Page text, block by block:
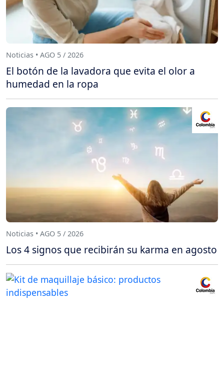
Noticias • AGO 5 / 2026
El botón de la lavadora que evita el olor a
humedad en la ropa
Noticias • AGO 5 / 2026
Los 4 signos que recibirán su karma en agosto